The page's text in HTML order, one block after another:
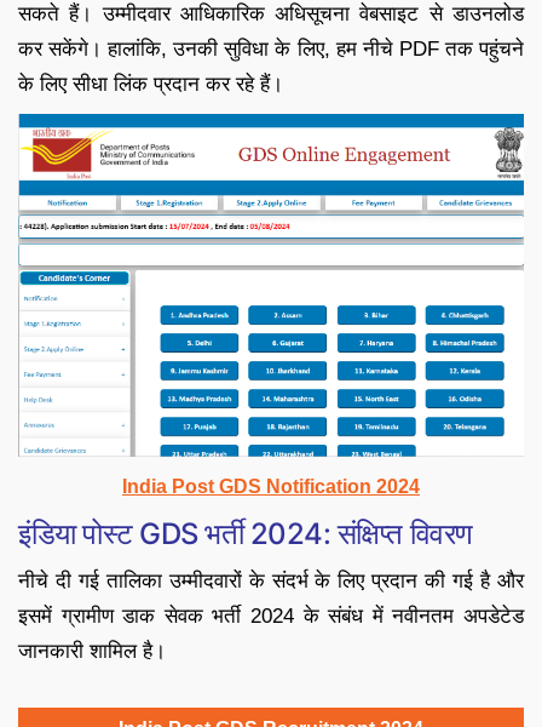
सकते हैं। उम्मीदवार आधिकारिक अधिसूचना वेबसाइट से डाउनलोड
कर सकेंगे। हालांकि, उनकी सुविधा के लिए, हम नीचे PDF तक पहुंचने
के लिए सीधा लिंक प्रदान कर रहे हैं।
India Post GDS Notification 2024
इंडिया पोस्ट GDS भर्ती 2024: संक्षिप्त विवरण
नीचे दी गई तालिका उम्मीदवारों के संदर्भ के लिए प्रदान की गई है और
इसमें ग्रामीण डाक सेवक भर्ती 2024 के संबंध में नवीनतम अपडेटेड
जानकारी शामिल है।